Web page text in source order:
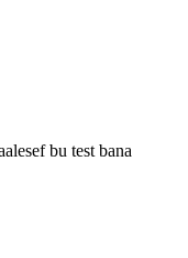
bu test bana